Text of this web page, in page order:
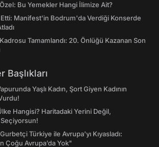
Bu Yemekler Hangi İlimize Ait?
Manifest'in Bodrum'da Verdiği Konserde
Tamamlandı: 20. Önlüğü Kazanan Son
Başlıkları
Yaşlı Kadın, Şort Giyen Kadının
Hangisi? Haritadaki Yerini Değil,
Seçiyorsun!
Türkiye ile Avrupa'yı Kıyasladı:
Çoğu Avrupa’da Yok"